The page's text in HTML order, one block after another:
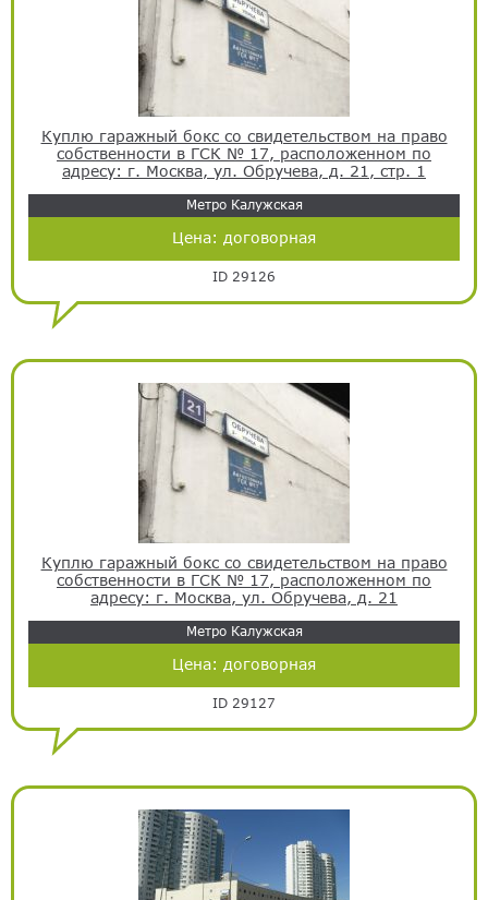
Куплю гаражный бокс со свидетельством на право
собственности в ГСК № 17, расположенном по
адресу: г. Москва, ул. Обручева, д. 21, стр. 1
Метро Калужская
Цена: договорная
ID 29126
Куплю гаражный бокс со свидетельством на право
собственности в ГСК № 17, расположенном по
адресу: г. Москва, ул. Обручева, д. 21
Метро Калужская
Цена: договорная
ID 29127